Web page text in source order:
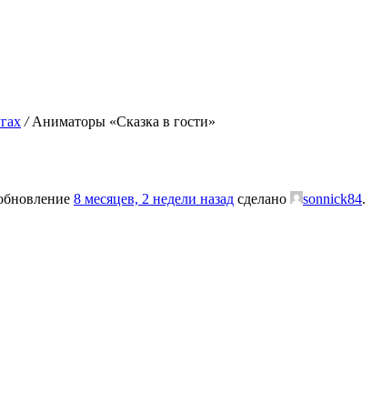
/ Аниматоры «Сказка в гости»
8 месяцев, 2 недели назад сделано sonnick84.